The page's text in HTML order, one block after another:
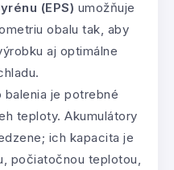
(EPS) umožňuje
obalu tak, aby
aj optimálne
balenia je potrebné
teploty. Akumulátory
ich kapacita je
počiatočnou teplotou,